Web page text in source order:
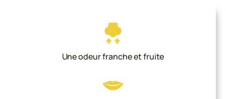
Une odeur franche et fruite